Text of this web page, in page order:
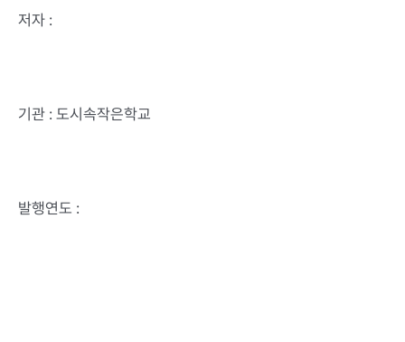
저자 :
기관 : 도시속작은학교
발행연도 :